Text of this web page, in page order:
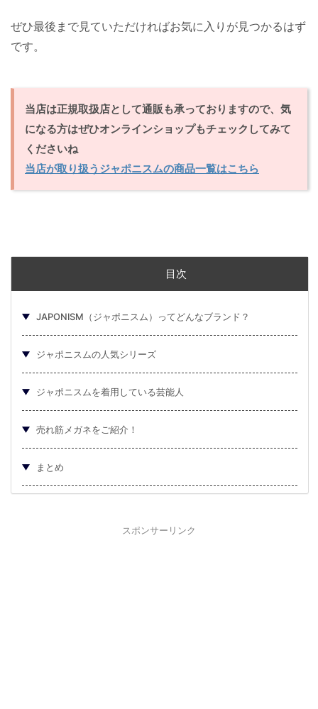
ぜひ最後まで見ていただければお気に入りが見つかるはず
です。
当店は正規取扱店として通販も承っておりますので、気
になる方はぜひオンラインショップもチェックしてみて
くださいね
当店が取り扱うジャポニスムの商品一覧はこちら
目次
JAPONISM（ジャポニスム）ってどんなブランド？
ジャポニスムの人気シリーズ
ジャポニスムを着用している芸能人
売れ筋メガネをご紹介！
まとめ
スポンサーリンク